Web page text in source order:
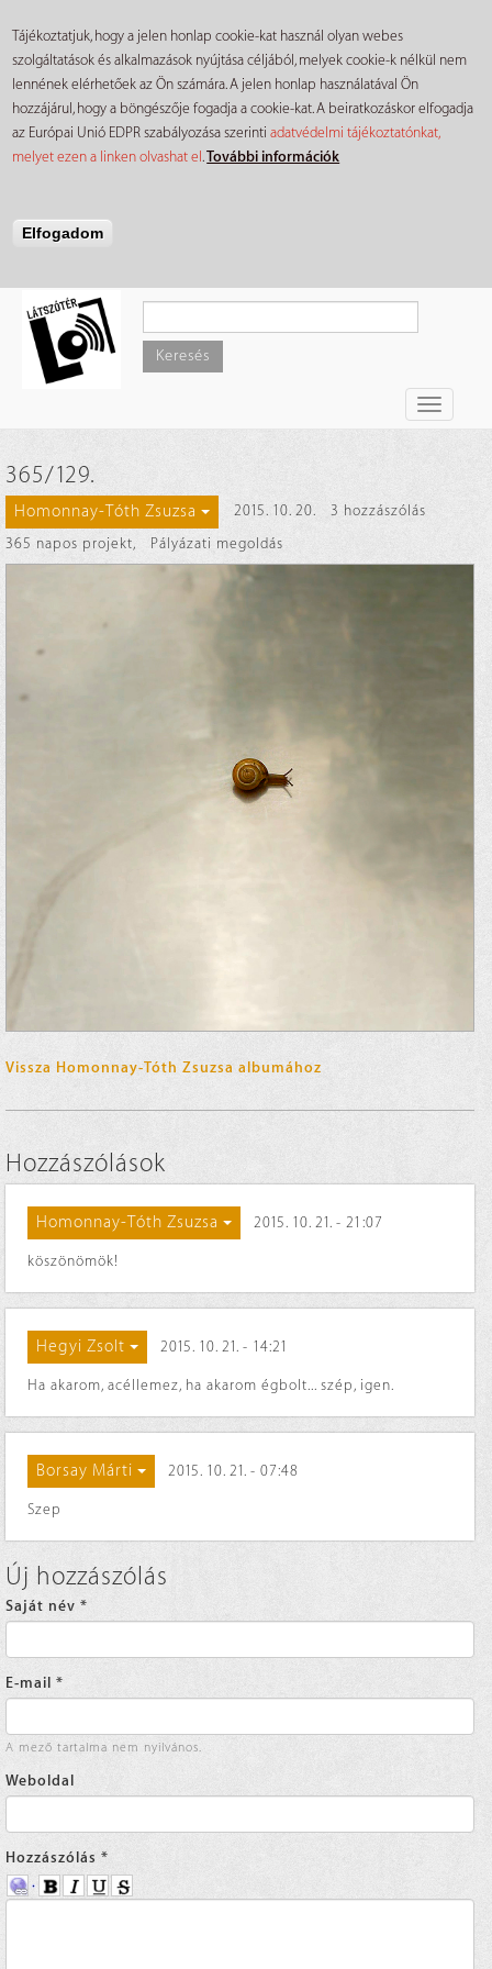
Tájékoztatjuk, hogy a jelen honlap cookie-kat használ olyan webes
szolgáltatások és alkalmazások nyújtása céljából, melyek cookie-k nélkül nem
lennének elérhetőek az Ön számára. A jelen honlap használatával Ön
hozzájárul, hogy a böngészője fogadja a cookie-kat. A beiratkozáskor elfogadja
az Európai Unió EDPR szabályozása szerintiadatvédelmi tájékoztatónkat,
melyet ezen a linken olvashat el.További információk
Elfogadom
tartalomra
Keresés
Toggle
365/129.
Homonnay-Tóth Zsuzsa 2015. 10. 20.
3 hozzászólás
365 napos projekt, Pályázati megoldás
Vissza Homonnay-Tóth Zsuzsa albumához
Hozzászólások
Homonnay-Tóth Zsuzsa 2015. 10. 21. - 21:07
köszönömök!
Hegyi Zsolt 2015. 10. 21. - 14:21
Ha akarom, acéllemez, ha akarom égbolt... szép, igen.
Borsay Márti 2015. 10. 21. - 07:48
Szep
Új hozzászólás
Saját név *
E-mail *
A mező tartalma nem nyilvános.
Weboldal
Hozzászólás *